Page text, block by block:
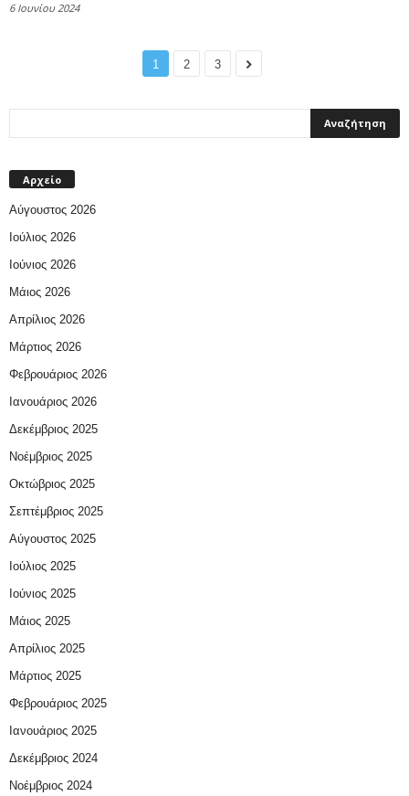
6 Ιουνίου 2024
1 2 3
Αρχείο
Αύγουστος 2026
Ιούλιος 2026
Ιούνιος 2026
Μάιος 2026
Απρίλιος 2026
Μάρτιος 2026
Φεβρουάριος 2026
Ιανουάριος 2026
Δεκέμβριος 2025
Νοέμβριος 2025
Οκτώβριος 2025
Σεπτέμβριος 2025
Αύγουστος 2025
Ιούλιος 2025
Ιούνιος 2025
Μάιος 2025
Απρίλιος 2025
Μάρτιος 2025
Φεβρουάριος 2025
Ιανουάριος 2025
Δεκέμβριος 2024
Νοέμβριος 2024